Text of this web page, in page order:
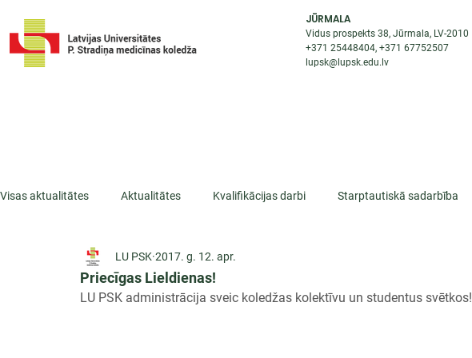
JŪRMALA
Vidus prospekts 38, Jūrmala, LV-2010
+371 25448404, +37167752507
lupsk@lupsk.edu.lv
Visas aktualitātes Aktualitātes Kvalifikācijas darbi Starptautiskā sadarbība
ESF projekti Iepazīsti profesiju
Priecīgas Lieldienas!
LU PSK 2017. g. 12. apr.
LU PSK administrācija sveic koledžas kolektīvu un studentus svētkos!